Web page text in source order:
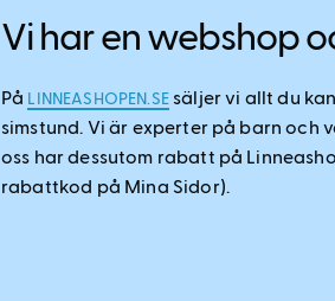
Vi har en webshop
På LINNEASHOPEN.SEsäljer vi allt du
simstund. Vi är experter på barn och
oss har dessutom rabatt på
rabattkod på Mina Sidor).